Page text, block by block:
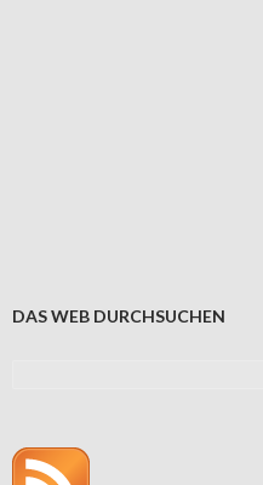
DAS WEB DURCHSUCHEN